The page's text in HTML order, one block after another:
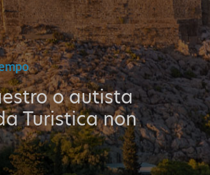
o autista
Turistica non